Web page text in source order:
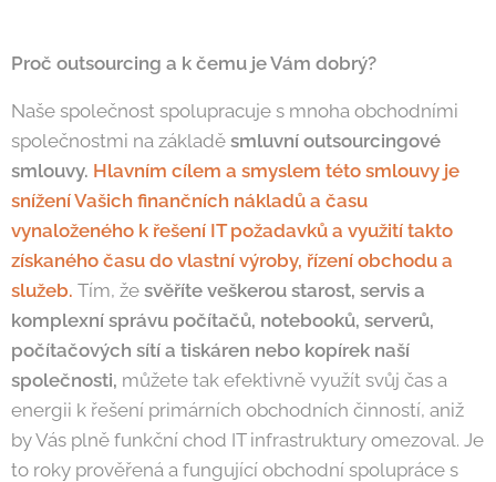
Proč outsourcing a k čemu je Vám dobrý?
Naše společnost spolupracuje s mnoha obchodními
společnostmi na základě smluvní outsourcingové
smlouvy. Hlavním cílem a smyslem této smlouvy je
snížení Vašich finančních nákladů a času
vynaloženého k řešení IT požadavků a využití takto
získaného času do vlastní výroby, řízení obchodu a
služeb. Tím, že svěříte veškerou starost, servis a
komplexní správu počítačů, notebooků, serverů,
počítačových sítí a tiskáren nebo kopírek naší
společnosti, můžete tak efektivně využít svůj čas a
energii k řešení primárních obchodních činností, aniž
by Vás plně funkční chod IT infrastruktury omezoval. Je
to roky prověřená a fungující obchodní spolupráce s